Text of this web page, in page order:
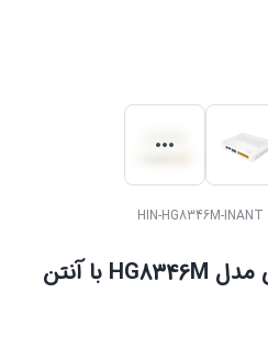
HIN-HG8346M-INANT
مودم فیبر نوری هوآوی مدل HG8346M با آنتن